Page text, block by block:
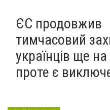
ЄС продовжив
тимчасовий
українців ще на
проте є